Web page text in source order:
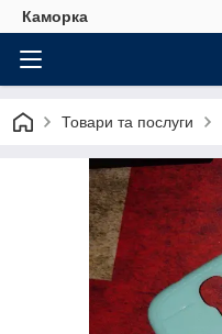
Каморка
Товари та послуги